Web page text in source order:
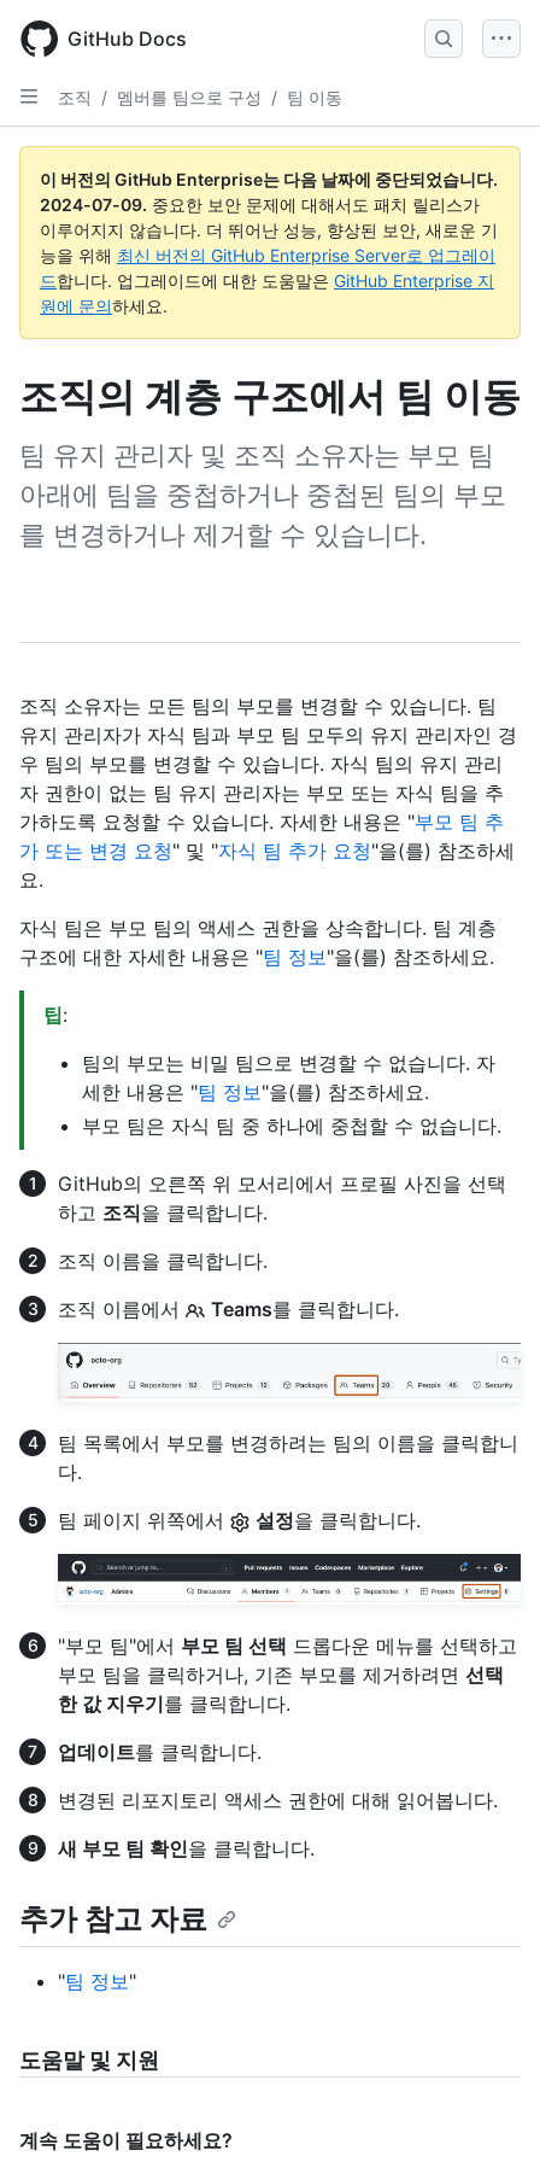
main
content
GitHub Docs
조직 / 멤버를 팀으로 구성 / 팀 이동
이 버전의 GitHub Enterprise는 다음 날짜에 중단되었습니다.
2024-07-09. 중요한 보안 문제에 대해서도 패치 릴리스가
이루어지지 않습니다. 더 뛰어난 성능, 향상된 보안, 새로운 기
능을 위해 최신 버전의 GitHub Enterprise Server로 업그레이
드합니다. 업그레이드에 대한 도움말은 GitHub Enterprise 지
원에 문의하세요.
조직의 계층 구조에서 팀 이동
팀 유지 관리자 및 조직 소유자는 부모 팀
아래에 팀을 중첩하거나 중첩된 팀의 부모
를 변경하거나 제거할 수 있습니다.
조직 소유자는 모든 팀의 부모를 변경할 수 있습니다. 팀
유지 관리자가 자식 팀과 부모 팀 모두의 유지 관리자인 경
우 팀의 부모를 변경할 수 있습니다. 자식 팀의 유지 관리
자 권한이 없는 팀 유지 관리자는 부모 또는 자식 팀을 추
가하도록 요청할 수 있습니다. 자세한 내용은 "부모 팀 추
가 또는 변경 요청" 및 "자식 팀 추가 요청"을(를) 참조하세
요.
자식 팀은 부모 팀의 액세스 권한을 상속합니다. 팀 계층
구조에 대한 자세한 내용은 "팀 정보"을(를) 참조하세요.
팁:
팀의 부모는 비밀 팀으로 변경할 수 없습니다. 자
세한 내용은 "팀 정보"을(를) 참조하세요.
부모 팀은 자식 팀 중 하나에 중첩할 수 없습니다.
GitHub의 오른쪽 위 모서리에서 프로필 사진을 선택
하고 조직을 클릭합니다.
조직 이름을 클릭합니다.
조직 이름에서
Teams를 클릭합니다.
팀 목록에서 부모를 변경하려는 팀의 이름을 클릭합니
다.
팀 페이지 위쪽에서
설정을 클릭합니다.
"부모 팀"에서 부모 팀 선택 드롭다운 메뉴를 선택하고
부모 팀을 클릭하거나, 기존 부모를 제거하려면 선택
한 값 지우기를 클릭합니다.
업데이트를 클릭합니다.
변경된 리포지토리 액세스 권한에 대해 읽어봅니다.
새 부모 팀 확인을 클릭합니다.
추가 참고 자료
"팀 정보"
도움말 및 지원
계속 도움이 필요하세요?